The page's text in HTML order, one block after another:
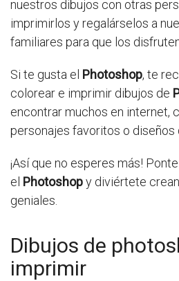
nuestros dibujos con otras
imprimirlos y regalárselos a
familiares para que los
Si te gusta el Photoshop, te
colorear e imprimir dibujos de
encontrar muchos en internet,
personajes favoritos o diseños
¡Así que no esperes más!
el Photoshopy diviértete
geniales.
Dibujos de
imprimir